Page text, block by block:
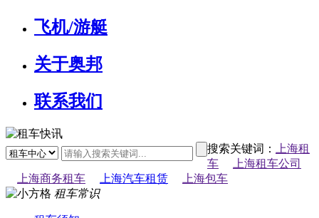
飞机/游艇
关于奥邦
联系我们
搜索关键词：
上海租
车
上海租车公司
上海商务租车
上海汽车租赁
上海包车
租车常识